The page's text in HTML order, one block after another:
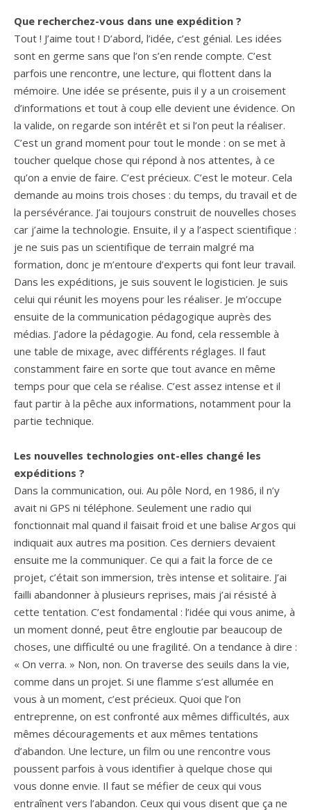
Que recherchez-vous dans une expédition ?
Tout ! J’aime tout ! D’abord, l’idée, c’est génial. Les idées
sont en germe sans que l’on s’en rende compte. C’est
parfois une rencontre, une lecture, qui flottent dans la
mémoire. Une idée se présente, puis il y a un croisement
d’informations et tout à coup elle devient une évidence. On
la valide, on regarde son intérêt et si l’on peut la réaliser.
C’est un grand moment pour tout le monde : on se met à
toucher quelque chose qui répond à nos attentes, à ce
qu’on a envie de faire. C’est précieux. C’est le moteur. Cela
demande au moins trois choses : du temps, du travail et de
la persévérance. J’ai toujours construit de nouvelles choses
car j’aime la technologie. Ensuite, il y a l’aspect scientifique :
je ne suis pas un scientifique de terrain malgré ma
formation, donc je m’entoure d’experts qui font leur travail.
Dans les expéditions, je suis souvent le logisticien. Je suis
celui qui réunit les moyens pour les réaliser. Je m’occupe
ensuite de la communication pédagogique auprès des
médias. J’adore la pédagogie. Au fond, cela ressemble à
une table de mixage, avec différents réglages. Il faut
constamment faire en sorte que tout avance en même
temps pour que cela se réalise. C’est assez intense et il
faut partir à la pêche aux informations, notamment pour la
partie technique.
Les nouvelles technologies ont-elles changé les
expéditions ?
Dans la communication, oui. Au pôle Nord, en 1986, il n’y
avait ni GPS ni téléphone. Seulement une radio qui
fonctionnait mal quand il faisait froid et une balise Argos qui
indiquait aux autres ma position. Ces derniers devaient
ensuite me la communiquer. Ce qui a fait la force de ce
projet, c’était son immersion, très intense et solitaire. J’ai
failli abandonner à plusieurs reprises, mais j’ai résisté à
cette tentation. C’est fondamental : l’idée qui vous anime, à
un moment donné, peut être engloutie par beaucoup de
choses, une difficulté ou une fragilité. On a tendance à dire :
« On verra. » Non, non. On traverse des seuils dans la vie,
comme dans un projet. Si une flamme s’est allumée en
vous à un moment, c’est précieux. Quoi que l’on
entreprenne, on est confronté aux mêmes difficultés, aux
mêmes découragements et aux mêmes tentations
d’abandon. Une lecture, un film ou une rencontre vous
poussent parfois à vous identifier à quelque chose qui
vous donne envie. Il faut se méfier de ceux qui vous
entraînent vers l’abandon. Ceux qui vous disent que ça ne